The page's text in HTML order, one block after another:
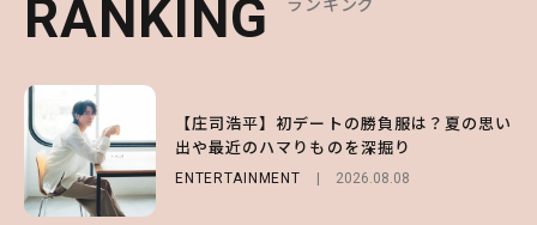
RANKING
【庄司浩平】初デートの勝負服は？夏の思い
出や最近のハマりものを深掘り
ENTERTAINMENT 2026.08.08
RANKING
【森香澄】理想のスタイルはどう作る？体型
キープの秘訣や夏の過ごし方など独占インタ
ビュー！
RANKING
【SNIDEL】長濱ねるとロマンティックトラ
ッドな秋はじめ｜2026秋の新作コーデ4選
FASHION Sponsored 2026.07.10